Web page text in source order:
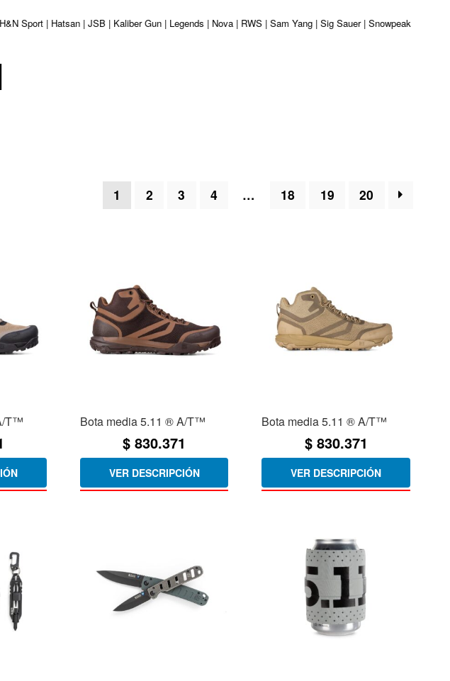
| Hatsan | JSB | Kaliber Gun | Legends | Nova | RWS | Sam Yang | Sig Sauer | Snowpeak | Umarex
1 2 3 4 … 18 19 20
T™ Bota media 5.11 ® A/T™
$ 830.371
VER DESCRIPCIÓN
Bota media 5.11 ® A/T™
$830.371
VER DESCRIPCIÓN